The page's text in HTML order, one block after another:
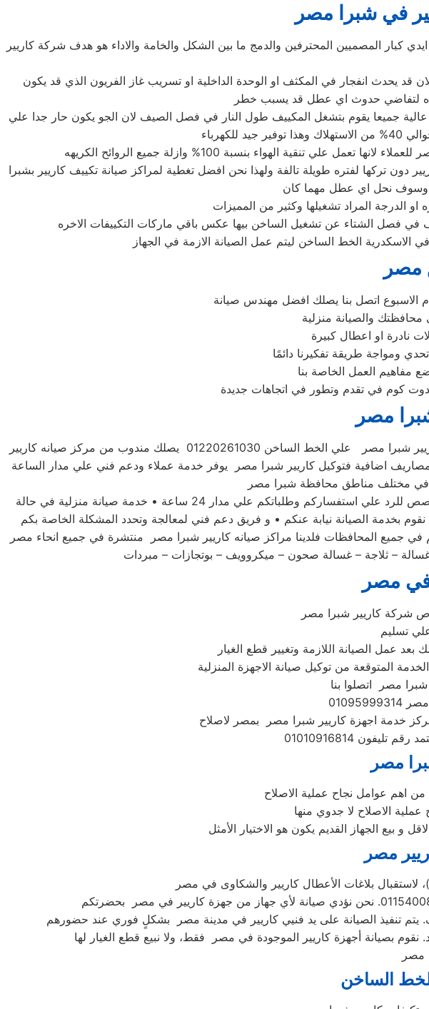
في شبرا مصر
كبار المصميين المحترفين والدمج ما بين الشكل والخامة والاداء هو هدف شركة كاريير
قد يحدث انفجار في المكثف او الوحدة الداخلية او تسريب غاز الفريون الذي قد يكون
لتفاضي حدوث اي عطل قد يسبب خطر
عالية جميعا يقوم بتشغل المكييف طول النار في فصل الصيف لان الجو يكون حار جدا علي
الهواء بنسبة 100% وازلة جميع الروائح الكريهه
دون تركها لفتره طويلة تالفة ولهذا نحن افضل تغطية لمراكز صيانة تكييف كاريير بشبرا
الدرجة المراد تشغيلها وكثير من المميزات
في فصل الشتاء عن تشغيل الساخن بيها عكس باقي ماركات التكييفات الاخره
الاسكدرية الخط الساخن ليتم عمل الصيانة الازمة في الجهاز
مصر
الاسبوع اتصل بنا يصلك افضل مهندس صيانة
والصيانة منزلية
مفاهيم العمل الخاصة بنا
مصر
للحفاظ علي جهازك كاريير شبرا مصر فضلاً اتصل بخدمة صيانة اعطال كاريير شبرا مصر علي الخط الساخن 01220261030 يصلك مندوب من مركز صيانه كاريير
اضافية فتوكيل كاريير شبرا مصر يوفر خدمة عملاء ودعم فني علي مدار الساعة
توكيل صيانه كاريير شبرا مصر لديه تعاقد مع جميع وكلاء الاجهزة الكهربية والالكترونية في مصر • فريق مخصص للرد علي استفساركم وطلباتكم علي مدار 24 ساعة • خدمة صيانة منزلية في حالة
بخدمة الصيانة نيابة عنكم • و فريق دعم فني لمعالجة وتحدد المشكلة الخاصة بكم
جميع المحافظات فلدينا مراكز صيانه كاريير شبرا مصر منتشرة في جميع انحاء مصر
– ثلاجة – غسالة صحون – ميكروويف – بوتجازات – مبردات
في مصر
شركة كاريير شبرا مصر
تسليم
عمل الصيانة اللازمة وتغيير قطع الغيار
المتوقعة من توكيل صيانة الاجهزة المنزلية
مصر اتصلوا بنا
مركز خدمة اجهزة كاريير شبرا مصر بمصر لاصلاح
مصر
عملية الاصلاح لا جدوي منها
مصر
مصر
الساخن